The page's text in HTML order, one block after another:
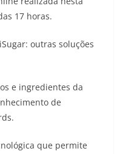
17 horas.
outras soluções
e ingredientes da
de
que permite